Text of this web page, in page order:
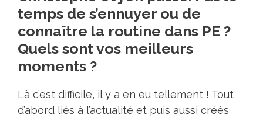
temps de s’ennuyer ou de
connaître la routine dans PE ?
Quels sont vos meilleurs
moments ?
Là c’est difficile, il y a en eu tellement ! Tout
d’abord liés à l’actualité et puis aussi créés